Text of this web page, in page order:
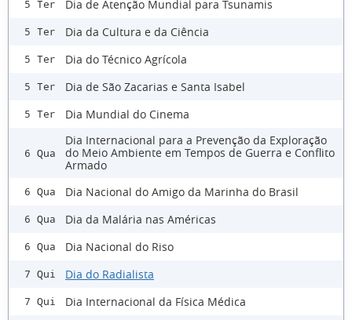
5 Ter Dia de Atenção Mundial para Tsunamis
5 Ter Dia da Cultura e da Ciência
5 Ter Dia do Técnico Agrícola
5 Ter Dia de São Zacarias e Santa Isabel
5 Ter Dia Mundial do Cinema
6 Qua
Dia Internacional para a Prevenção da Exploração
do Meio Ambiente em Tempos de Guerra e Conflito
Armado
6 Qua Dia Nacional do Amigo da Marinha do Brasil
6 Qua Dia da Malária nas Américas
6 Qua Dia Nacional do Riso
7 Qui Dia do Radialista
7 Qui Dia Internacional da Física Médica